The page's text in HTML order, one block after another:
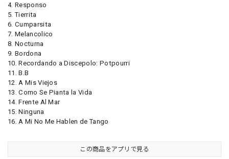
4. Responso
5. Tierrita
6. Cumparsita
7. Melancolico
8. Nocturna
9. Bordona
10. Recordando a Discepolo: Potpourri
11. B.B
12. A Mis Viejos
13. Como Se Pianta la Vida
14. Frente Al Mar
15. Ninguna
16. A Mi No Me Hablen de Tango
この商品をアプリで見る